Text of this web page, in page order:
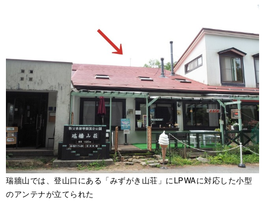
瑞牆山では、登山口にある「みずがき山荘」にLPWAに対応した小型
のアンテナが立てられた